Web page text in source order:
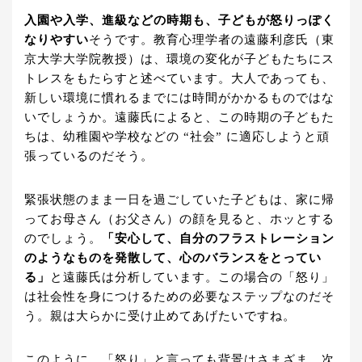
入園や入学、進級などの時期も、子どもが怒りっぽく
なりやすいそうです。教育心理学者の遠藤利彦氏（東
京大学大学院教授）は、環境の変化が子どもたちにス
トレスをもたらすと述べています。大人であっても、
新しい環境に慣れるまでには時間がかかるものではな
いでしょうか。遠藤氏によると、この時期の子どもた
ちは、幼稚園や学校などの “社会” に適応しようと頑
張っているのだそう。
緊張状態のまま一日を過ごしていた子どもは、家に帰
ってお母さん（お父さん）の顔を見ると、ホッとする
のでしょう。
「安心して、自分のフラストレーション
のようなものを発散して、心のバランスをとってい
る」
と遠藤氏は分析しています。この場合の「怒り」
は社会性を身につけるための必要なステップなのだそ
う。親は大らかに受け止めてあげたいですね。